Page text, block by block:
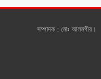
সম্পাদক : মোঃ আলমগীর।